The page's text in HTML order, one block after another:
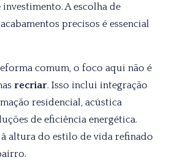
A escolha de
precisos é essencial
comum, o foco aqui não é
recriar. Isso inclui integração
residencial, acústica
de eficiência energética.
altura do estilo de vida refinado